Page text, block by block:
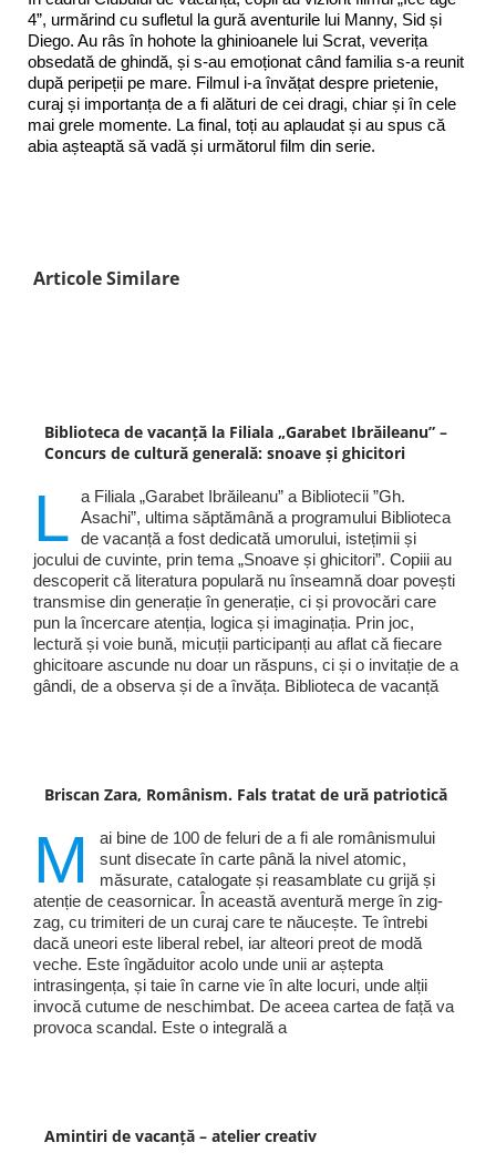
4”, urmărind cu sufletul la gură aventurile lui Manny, Sid și
Diego. Au râs în hohote la ghinioanele lui Scrat, veverița
obsedată de ghindă, și s-au emoționat când familia s-a reunit
după peripeții pe mare. Filmul i-a învățat despre prietenie,
curaj și importanța de a fi alături de cei dragi, chiar și în cele
mai grele momente. La final, toți au aplaudat și au spus că
abia așteaptă să vadă și următorul film din serie.
Articole Similare
Biblioteca de vacanță la Filiala „Garabet Ibrăileanu” –
Concurs de cultură generală: snoave și ghicitori
L
a Filiala „Garabet Ibrăileanu” a Bibliotecii ”Gh.
Asachi”, ultima săptămână a programului Biblioteca
de vacanță a fost dedicată umorului, istețimii și
jocului de cuvinte, prin tema „Snoave și ghicitori”. Copiii au
descoperit că literatura populară nu înseamnă doar povești
transmise din generație în generație, ci și provocări care
pun la încercare atenția, logica și imaginația. Prin joc,
lectură și voie bună, micuții participanți au aflat că fiecare
ghicitoare ascunde nu doar un răspuns, ci și o invitație de a
gândi, de a observa și de a învăța. Biblioteca de vacanță
Briscan Zara, Românism. Fals tratat de ură patriotică
M
ai bine de 100 de feluri de a fi ale românismului
sunt disecate în carte până la nivel atomic,
măsurate, catalogate și reasamblate cu grijă și
atenție de ceasornicar. În această aventură merge în zig-
zag, cu trimiteri de un curaj care te năucește. Te întrebi
dacă uneori este liberal rebel, iar alteori preot de modă
veche. Este îngăduitor acolo unde unii ar aștepta
intrasingența, și taie în carne vie în alte locuri, unde alții
invocă cutume de neschimbat. De aceea cartea de față va
provoca scandal. Este o integrală a
Amintiri de vacanță – atelier creativ